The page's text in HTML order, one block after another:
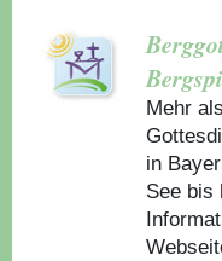
Mehr
in
See bis